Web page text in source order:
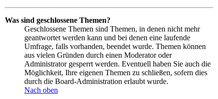
Was sind geschlossene Themen?
Geschlossene Themen sind Themen, in denen nicht mehr
geantwortet werden kann und bei denen eine laufende
Umfrage, falls vorhanden, beendet wurde. Themen können
aus vielen Gründen durch einen Moderator oder
Administrator gesperrt werden. Eventuell haben Sie auch die
Möglichkeit, Ihre eigenen Themen zu schließen, sofern dies
durch die Board-Administration erlaubt wurde.
Nach oben